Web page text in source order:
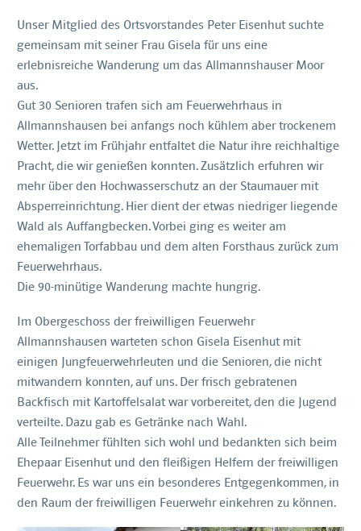
Unser Mitglied des Ortsvorstandes Peter Eisenhut suchte
gemeinsam mit seiner Frau Gisela für uns eine
erlebnisreiche Wanderung um das Allmannshauser Moor
aus.
Gut 30 Senioren trafen sich am Feuerwehrhaus in
Allmannshausen bei anfangs noch kühlem aber trockenem
Wetter. Jetzt im Frühjahr entfaltet die Natur ihre reichhaltige
Pracht, die wir genießen konnten. Zusätzlich erfuhren wir
mehr über den Hochwasserschutz an der Staumauer mit
Absperreinrichtung. Hier dient der etwas niedriger liegende
Wald als Auffangbecken. Vorbei ging es weiter am
ehemaligen Torfabbau und dem alten Forsthaus zurück zum
Feuerwehrhaus.
Die 90-minütige Wanderung machte hungrig.
Im Obergeschoss der freiwilligen Feuerwehr
Allmannshausen warteten schon Gisela Eisenhut mit
einigen Jungfeuerwehrleuten und die Senioren, die nicht
mitwandern konnten, auf uns. Der frisch gebratenen
Backfisch mit Kartoffelsalat war vorbereitet, den die Jugend
verteilte. Dazu gab es Getränke nach Wahl.
Alle Teilnehmer fühlten sich wohl und bedankten sich beim
Ehepaar Eisenhut und den fleißigen Helfern der freiwilligen
Feuerwehr. Es war uns ein besonderes Entgegenkommen, in
den Raum der freiwilligen Feuerwehr einkehren zu können.